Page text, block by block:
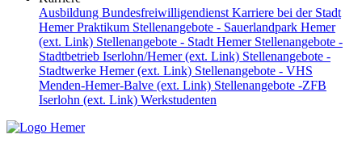
Ausbildung Bundesfreiwilligendienst Karriere bei der Stadt
HemerPraktikum Stellenangebote - Sauerlandpark Hemer
(ext. Link) Stellenangebote - Stadt Hemer Stellenangebote -
Stadtbetrieb Iserlohn/Hemer (ext. Link) Stellenangebote -
Stadtwerke Hemer (ext. Link) Stellenangebote - VHS
Menden-Hemer-Balve (ext. Link) Stellenangebote -ZFB
Iserlohn (ext. Link) Werkstudenten